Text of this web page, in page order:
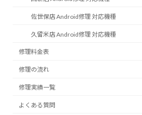
佐世保店 Android修理 対応機種
久留米店 Android修理 対応機種
修理料金表
修理の流れ
修理実績一覧
よくある質問